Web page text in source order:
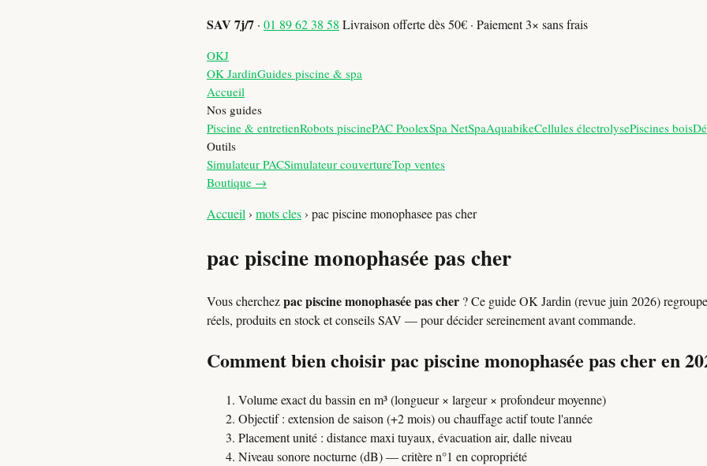
SAV 7j/7 · 01 89 62 38 58 Livraison offerte dès 50€ · Paiement 3× sans frais
OKJ
OK JardinGuides piscine & spa
Accueil
Nos guides
Piscine & entretienRobots piscinePAC PoolexSpa NetSpaAquabikeCellules électrolysePiscines bois
Outils
Simulateur PACSimulateur couvertureTop ventes
Boutique →
Accueil › mots cles› pac piscine monophasee pas cher
pac piscine monophasée pas cher
Vous cherchezpac piscine monophasée pas cher ? Ce guide OK Jardin (revue juin 2026)
réels, produits en stock et conseils SAV — pour décider sereinement avant commande.
Comment bien choisir pac piscine monophasée pas cher en
Volume exact du bassin en m³ (longueur × largeur × profondeur moyenne)
Objectif : extension de saison (+2 mois) ou chauffage actif toute l'année
Placement unité : distance maxi tuyaux, évacuation air, dalle niveau
Niveau sonore nocturne (dB) — critère n°1 en copropriété